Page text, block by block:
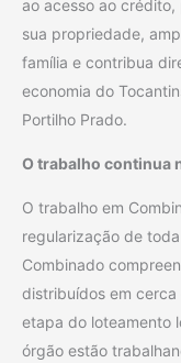
ao acesso ao
sua propriedade,
família e contribua
economia do
Portilho Prado.
O trabalho continua
O trabalho em
regularização de
Combinado
distribuídos em
etapa do loteamento
órgão estão